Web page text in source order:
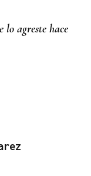
agreste hace